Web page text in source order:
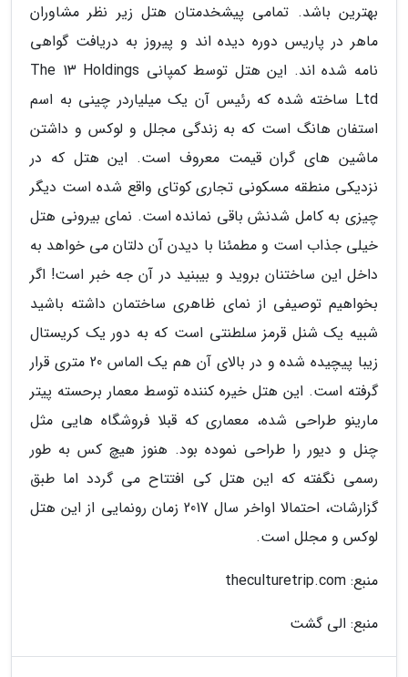
بهترین باشد. تمامی پیشخدمتان هتل زیر نظر مشاوران
ماهر در پاریس دوره دیده اند و پیروز به دریافت گواهی
نامه شده اند. این هتل توسط کمپانی The 13 Holdings
Ltd ساخته شده که رئیس آن یک میلیاردر چینی به اسم
استفان هانگ است که به زندگی مجلل و لوکس و داشتن
ماشین های گران قیمت معروف است. این هتل که در
نزدیکی منطقه مسکونی تجاری کوتای واقع شده است دیگر
چیزی به کامل شدنش باقی نمانده است. نمای بیرونی هتل
خیلی جذاب است و مطمئنا با دیدن آن دلتان می خواهد به
داخل این ساختنان بروید و بیبنید در آن جه خبر است! اگر
بخواهیم توصیفی از نمای ظاهری ساختمان داشته باشید
شبیه یک شنل قرمز سلطنتی است که به دور یک کریستال
زیبا پیچیده شده و در بالای آن هم یک الماس 20 متری قرار
گرفته است. این هتل خیره کننده توسط معمار برحسته پیتر
مارینو طراحی شده، معماری که قبلا فروشگاه هایی مثل
چنل و دیور را طراحی نموده بود. هنوز هیچ کس به طور
رسمی نگفته که این هتل کی افتتاح می گردد اما طبق
گزارشات، احتمالا اواخر سال 2017 زمان رونمایی از این هتل
لوکس و مجلل است.
منبع: theculturetrip.com
منبع: الی گشت